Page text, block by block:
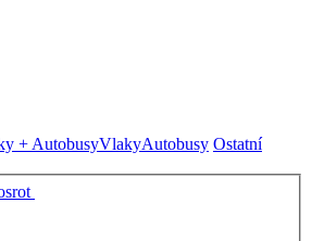
+ AutobusyVlakyAutobusy Ostatní